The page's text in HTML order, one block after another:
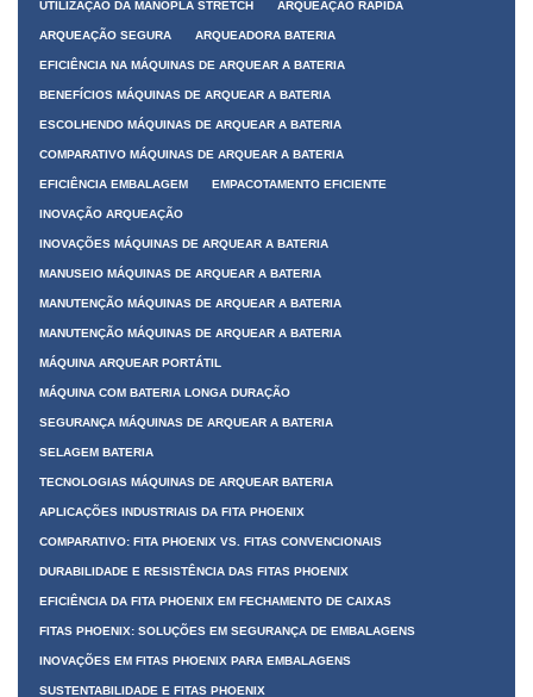
UTILIZAÇÃO DA MANOPLA STRETCH ARQUEAÇÃO RÁPIDA
ARQUEAÇÃO SEGURA ARQUEADORA BATERIA
EFICIÊNCIA NA MÁQUINAS DE ARQUEAR A BATERIA
BENEFÍCIOS MÁQUINAS DE ARQUEAR A BATERIA
ESCOLHENDO MÁQUINAS DE ARQUEAR A BATERIA
COMPARATIVO MÁQUINAS DE ARQUEAR A BATERIA
EFICIÊNCIA EMBALAGEM EMPACOTAMENTO EFICIENTE
INOVAÇÃO ARQUEAÇÃO
INOVAÇÕES MÁQUINAS DE ARQUEAR A BATERIA
MANUSEIO MÁQUINAS DE ARQUEAR A BATERIA
MANUTENÇÃO MÁQUINAS DE ARQUEAR A BATERIA
MANUTENÇÃO MÁQUINAS DE ARQUEAR A BATERIA
MÁQUINA ARQUEAR PORTÁTIL
MÁQUINA COM BATERIA LONGA DURAÇÃO
SEGURANÇA MÁQUINAS DE ARQUEAR A BATERIA
SELAGEM BATERIA
TECNOLOGIAS MÁQUINAS DE ARQUEAR BATERIA
APLICAÇÕES INDUSTRIAIS DA FITA PHOENIX
COMPARATIVO: FITA PHOENIX VS. FITAS CONVENCIONAIS
DURABILIDADE E RESISTÊNCIA DAS FITAS PHOENIX
EFICIÊNCIA DA FITA PHOENIX EM FECHAMENTO DE CAIXAS
FITAS PHOENIX: SOLUÇÕES EM SEGURANÇA DE EMBALAGENS
INOVAÇÕES EM FITAS PHOENIX PARA EMBALAGENS
SUSTENTABILIDADE E FITAS PHOENIX